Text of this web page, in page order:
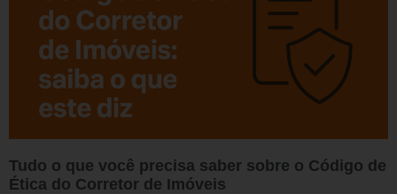
Tudo o que você precisa saber sobre o Código de
Ética do Corretor de Imóveis